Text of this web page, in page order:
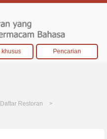
khusus Pencarian
Daftar Restoran